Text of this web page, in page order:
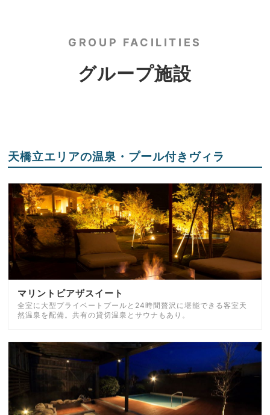
GROUP FACILITIES
グループ施設
天橋立エリアの温泉・プール付きヴィラ
マリントピアザスイート
全室に大型プライベートプールと24時間贅沢に堪能できる客室天
然温泉を配備。共有の貸切温泉とサウナもあり。